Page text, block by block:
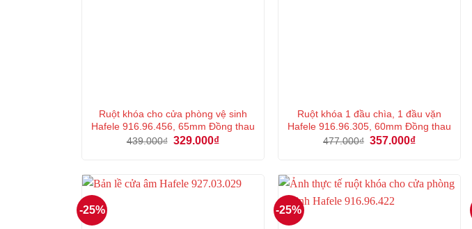
Ruột khóa cho cửa phòng vệ sinh
Hafele 916.96.456, 65mm Đồng thau
439.000₫ Giá
329.000₫Giá
329.000₫.
Ruột khóa 1 đầu chìa, 1 đầu vặn
Hafele 916.96.305, 60mm Đồng thau
477.000₫ Giá
357.000₫Giá
357.000₫.
-25% -25%